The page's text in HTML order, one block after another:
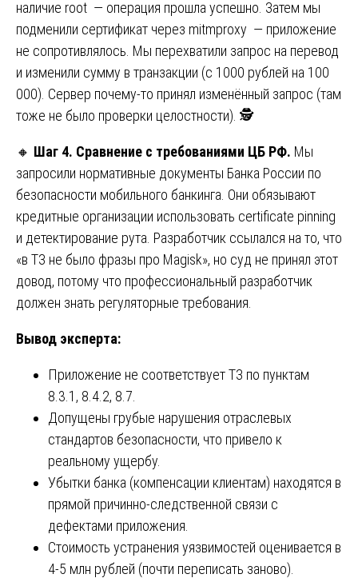
наличие root — операция прошла успешно. Затем мы
подменили сертификат через mitmproxy — приложение
не сопротивлялось. Мы перехватили запрос на перевод
и изменили сумму в транзакции (с 1000 рублей на 100
000). Сервер почему-то принял изменённый запрос (там
тоже не было проверки целостности). 🕵️
🔸 Шаг 4. Сравнение с требованиями ЦБ РФ. Мы
запросили нормативные документы Банка России по
безопасности мобильного банкинга. Они обязывают
кредитные организации использовать certificate pinning
и детектирование рута. Разработчик ссылался на то, что
«в ТЗ не было фразы про Magisk», но суд не принял этот
довод, потому что профессиональный разработчик
должен знать регуляторные требования.
Вывод эксперта:
Приложение не соответствует ТЗ по пунктам
8.3.1, 8.4.2, 8.7.
Допущены грубые нарушения отраслевых
стандартов безопасности, что привело к
реальному ущербу.
Убытки банка (компенсации клиентам) находятся в
прямой причинно-следственной связи с
дефектами приложения.
Стоимость устранения уязвимостей оценивается в
4-5 млн рублей (почти переписать заново).